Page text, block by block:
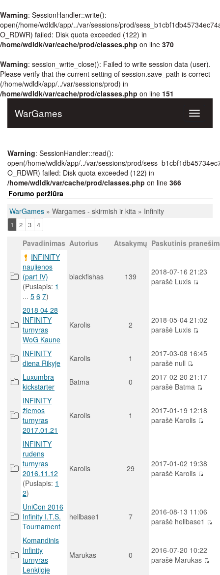
Warning: SessionHandler::write():
open(/home/wdldk/app/../var/sessions/prod/
O_RDWR) failed: Disk quota exceeded (122) in
/home/wdldk/var/cache/prod/classes.php on line 370
Warning: session_write_close(): Failed to write session data (user).
Please verify that the current setting of session.save_path is correct
(/home/wdldk/app/../var/sessions/prod) in
/home/wdldk/var/cache/prod/classes.php on line 151
Toggle
WarGames
Warning: SessionHandler::read():
open(/home/wdldk/app/../var/sessions/prod/
O_RDWR) failed: Disk quota exceeded (122) in
/home/wdldk/var/cache/prod/classes.php on line 366
Forumo peržiūra
WarGames » Wargames - skirmish ir kita » Infinity
1 2 3 4
Pavadinimas Autorius Atsakymų Paskutinis
INFINITY
naujienos
(part IV)
(Puslapis: 1
... 5 6 7)
blackfishas 139
2018-07-16 21:23
parašė Luxis
2018 04 28
INFINITY
turnyras
WoG Kaune
Karolis 2
2018-05-04 21:02
parašė Luxis
INFINITY
diena Rikyje
Karolis 1
2017-03-08 16:45
parašė null
Luxumbra
kickstarter
Batma 0
2017-02-20 21:17
parašė Batma
INFINITY
žiemos
turnyras
2017.01.21
Karolis 1
2017-01-19 12:18
parašė Karolis
INFINITY
rudens
turnyras
2016.11.12
(Puslapis: 1
2)
Karolis 29
2017-01-02 19:38
parašė Karolis
UniCon 2016
Infinity I.T.S.
Tournament
hellbase1 7
2016-08-13 11:06
parašė hellbase1
Komandinis
Infinity
turnyras
Lenkijoje
Marukas 0
2016-07-20 10:22
parašė Marukas